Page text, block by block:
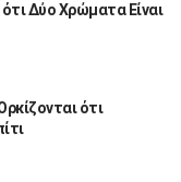
Δύο Χρώματα Είναι
ότι